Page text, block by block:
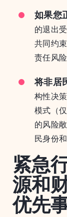
如果您
的退出
共同约
责任风险
将非居
构性决
模式（
的风险
民身份
紧急
源和
优先